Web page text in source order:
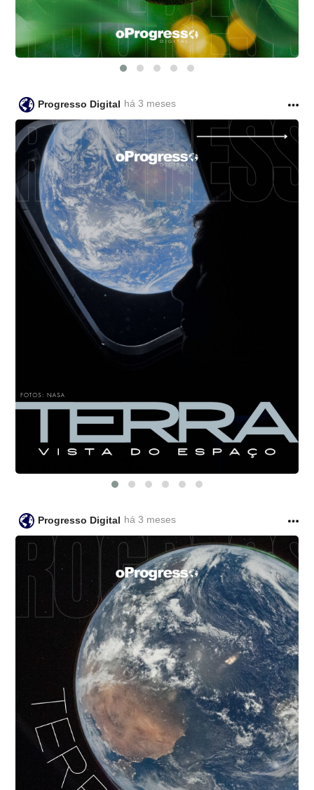
Progresso Digital há 3 meses
Progresso Digital há 3 meses